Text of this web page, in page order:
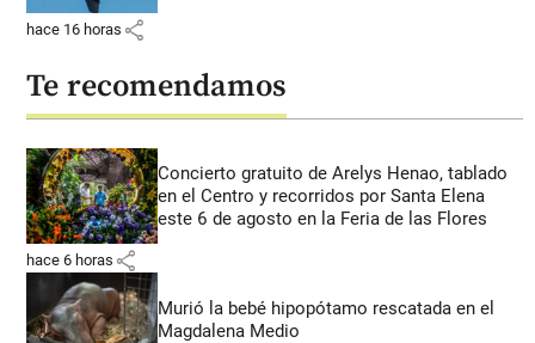
hace 16 horas share
Te recomendamos
Concierto gratuito de Arelys Henao, tablado
en el Centro y recorridos por Santa Elena
este 6 de agosto en la Feria de las Flores
hace 6 horas share
Murió la bebé hipopótamo rescatada en el
Magdalena Medio